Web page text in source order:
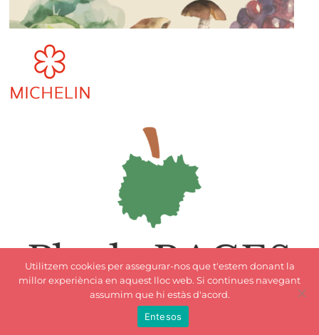
Utilitzem cookies per assegurar-nos que t'estem donant la
millor experiència en aquest lloc web. Si continues navegant
assumim que hi estàs d'acord.
Entesos